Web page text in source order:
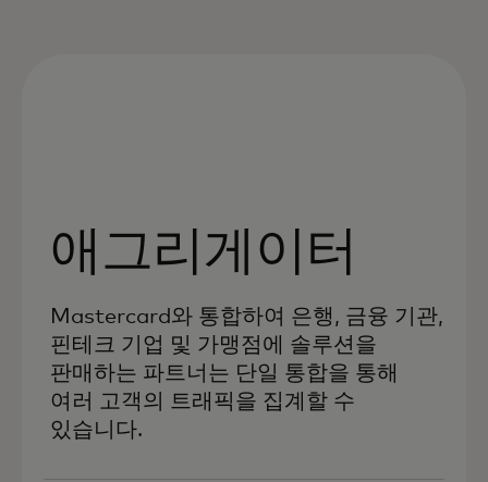
애그리게이터
Mastercard와 통합하여 은행, 금융 기관,
핀테크 기업 및 가맹점에 솔루션을
판매하는 파트너는 단일 통합을 통해
여러 고객의 트래픽을 집계할 수
있습니다.